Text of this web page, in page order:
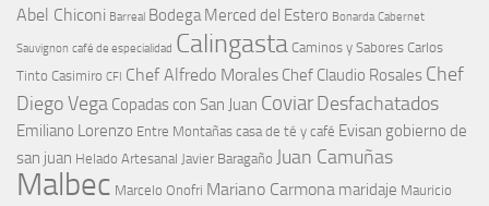
Abel Chiconi Barreal Bodega Merced del Estero Bonarda Cabernet
Sauvignon café de especialidad Calingasta Caminos y Sabores Carlos
Tinto Casimiro CFI Chef Alfredo Morales Chef Claudio Rosales Chef
Diego Vega Copadas con San Juan CoviarDesfachatados
Emiliano Lorenzo Entre Montañas casa de té y café Evisan gobierno de
san juan Helado Artesanal Javier Baragaño Juan Camuñas
Malbec Marcelo Onofri Mariano Carmona maridaje Mauricio